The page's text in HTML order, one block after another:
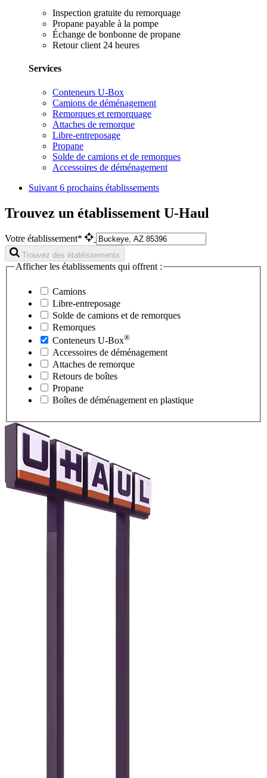
Inspection gratuite du remorquage
Propane payable à la pompe
Échange de bonbonne de propane
Retour client 24 heures
Services
Conteneurs U-Box
Camions de déménagement
Remorques et remorquage
Attaches de remorque
Libre-entreposage
Propane
Solde de camions et de remorques
Accessoires de déménagement
Suivant 6 prochains établissements
Trouvez un établissement U-Haul
Votre établissement*
Trouvez des établissements
Afficher les établissements qui offrent :
Camions
Libre-entreposage
Solde de camions et de remorques
Remorques
Conteneurs U-Box®
Accessoires de déménagement
Attaches de remorque
Retours de boîtes
Propane
Boîtes de déménagement en plastique